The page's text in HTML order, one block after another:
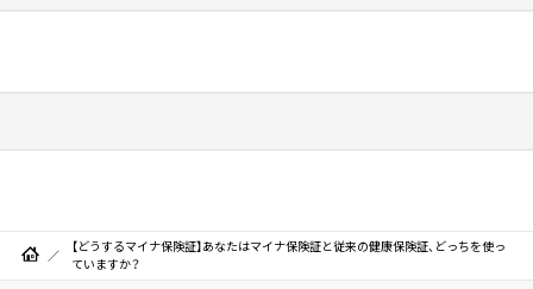
【どうするマイナ保険証】あなたはマイナ保険証と従来の健康保険証、どっちを使っ
ていますか？